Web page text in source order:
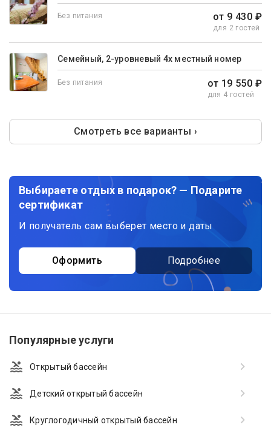
Без питания от 9 430 ₽
для 2 гостей
Семейный, 2-уровневый 4х местный номер
Без питания от 19 550 ₽
для 4 гостей
Смотреть все варианты ›
Выбираете отдых в подарок? — Подарите
сертификат
И получатель сам выберет место и даты
Оформить Подробнее
Популярные услуги
Открытый бассейн
Детский открытый бассейн
Круглогодичный открытый бассейн